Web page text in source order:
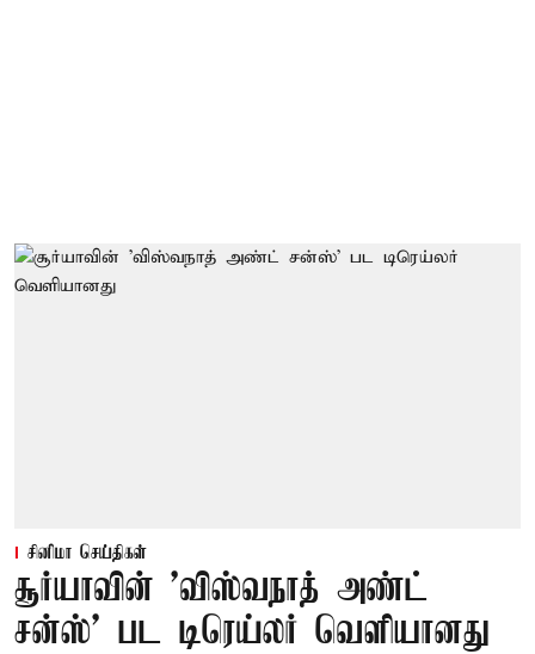
சினிமா செய்திகள்
சூர்யாவின் 'விஸ்வநாத் அண்ட்
சன்ஸ்' பட டிரெய்லர் வெளியானது